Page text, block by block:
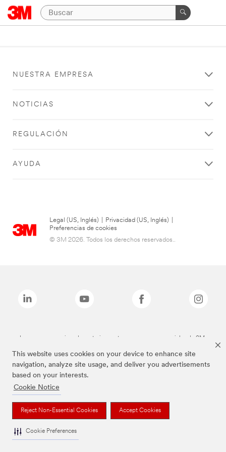
This website uses cookies on your device to enhance site
navigation, analyze site usage, and deliver you advertisements
based on your interests.
Cookie Notice
Reject Non-Essential Cookies Accept Cookies
Cookie Preferences
NUESTRA EMPRESA
NOTICIAS
REGULACIÓN
AYUDA
Legal (US, Inglés) Privacidad (US, Inglés)
Preferencias de cookies
© 3M 2026. Todos los derechos reservados..
Las marcas mencionadas anteriormente son marcas comerciales de 3M.